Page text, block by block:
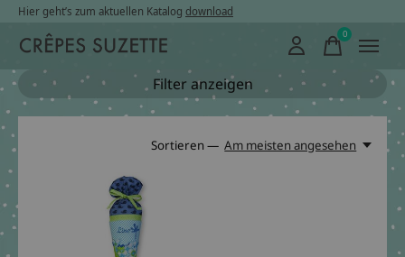
Hier geht’s zum aktuellen Katalog download
0items
Filter anzeigen
Sortieren — Am meisten angesehen